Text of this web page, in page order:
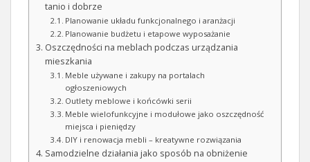
tanio i dobrze
Planowanie układu funkcjonalnego i aranżacji
Planowanie budżetu i etapowe wyposażanie
Oszczędności na meblach podczas urządzania
mieszkania
Meble używane i zakupy na portalach
ogłoszeniowych
Outlety meblowe i końcówki serii
Meble wielofunkcyjne i modułowe jako oszczędność
miejsca i pieniędzy
DIY i renowacja mebli – kreatywne rozwiązania
Samodzielne działania jako sposób na obniżenie